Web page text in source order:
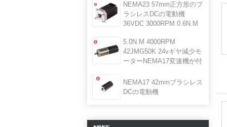
NEMA23 57mm正方形のブ
ラシレスDCの電動機
36VDC 3000RPM 0.6N.M
5.0N.M 4000RPM
42JMG50K 24vギヤ減少モ
ーターNEMA17変速機が付
ター
NEMA17 42mmブラシレス
DCの電動機